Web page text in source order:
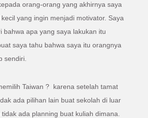
orang-orang yang akhirnya saya
yang ingin menjadi motivator. Saya
bahwa apa yang saya lakukan itu
saya tahu bahwa saya itu orangnya
sendiri.
Taiwan ? karena setelah tamat
ada pilihan lain buat sekolah di luar
ada planning buat kuliah dimana.